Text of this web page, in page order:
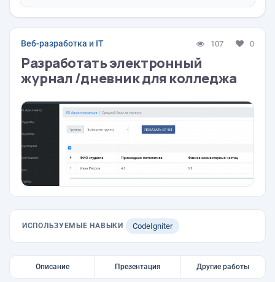
Веб-разработка и IT 107 0
Разработать электронный
журнал /дневник для колледжа
ИСПОЛЬЗУЕМЫЕ НАВЫКИ CodeIgniter
Описание Презентация Другие работы